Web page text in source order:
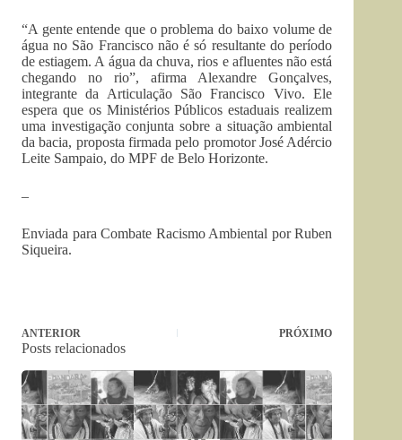
“A gente entende que o problema do baixo volume de
água no São Francisco não é só resultante do período
de estiagem. A água da chuva, rios e afluentes não está
chegando no rio”, afirma Alexandre Gonçalves,
integrante da Articulação São Francisco Vivo. Ele
espera que os Ministérios Públicos estaduais realizem
uma investigação conjunta sobre a situação ambiental
da bacia, proposta firmada pelo promotor José Adércio
Leite Sampaio, do MPF de Belo Horizonte.
–
Enviada para Combate Racismo Ambiental por Ruben
Siqueira.
ANTERIOR PRÓXIMO
Posts relacionados